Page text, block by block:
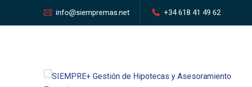
info@siempremas.net +34 618 41 49 62